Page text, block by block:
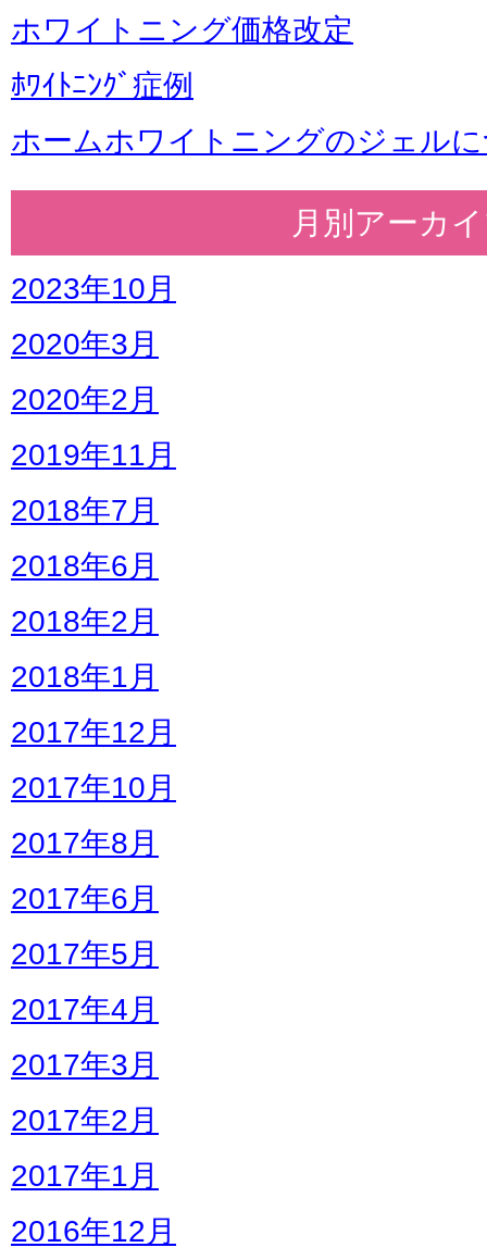
ホワイトニング価格改定
ﾎﾜｲﾄﾆﾝｸﾞ症例
ホームホワイトニングのジェル
月別アーカ
2023年10月
2020年3月
2020年2月
2019年11月
2018年7月
2018年6月
2018年2月
2018年1月
2017年12月
2017年10月
2017年8月
2017年6月
2017年5月
2017年4月
2017年3月
2017年2月
2017年1月
2016年12月